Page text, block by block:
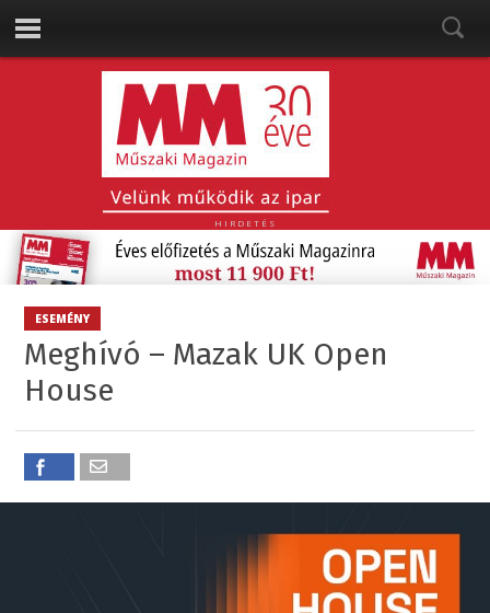
HIRDETÉS
ESEMÉNY
Meghívó – Mazak UK Open
House